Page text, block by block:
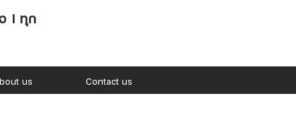
l ทุก
us Contact us